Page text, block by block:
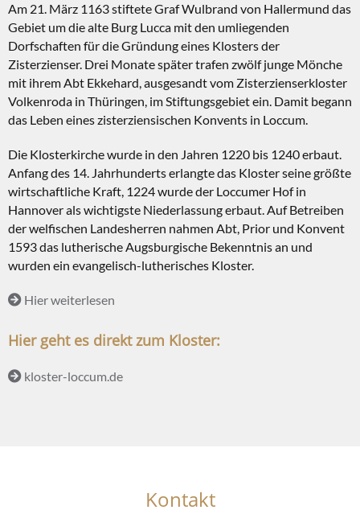
Am 21. März 1163 stiftete Graf Wulbrand von Hallermund das
Gebiet um die alte Burg Lucca mit den umliegenden
Dorfschaften für die Gründung eines Klosters der
Zisterzienser. Drei Monate später trafen zwölf junge Mönche
mit ihrem Abt Ekkehard, ausgesandt vom Zisterzienserkloster
Volkenroda in Thüringen, im Stiftungsgebiet ein. Damit begann
das Leben eines zisterziensischen Konvents in Loccum.
Die Klosterkirche wurde in den Jahren 1220 bis 1240 erbaut.
Anfang des 14. Jahrhunderts erlangte das Kloster seine größte
wirtschaftliche Kraft, 1224 wurde der Loccumer Hof in
Hannover als wichtigste Niederlassung erbaut. Auf Betreiben
der welfischen Landesherren nahmen Abt, Prior und Konvent
1593 das lutherische Augsburgische Bekenntnis an und
wurden ein evangelisch-lutherisches Kloster.
Hier weiterlesen
Hier geht es direkt zum Kloster:
kloster-loccum.de
Kontakt